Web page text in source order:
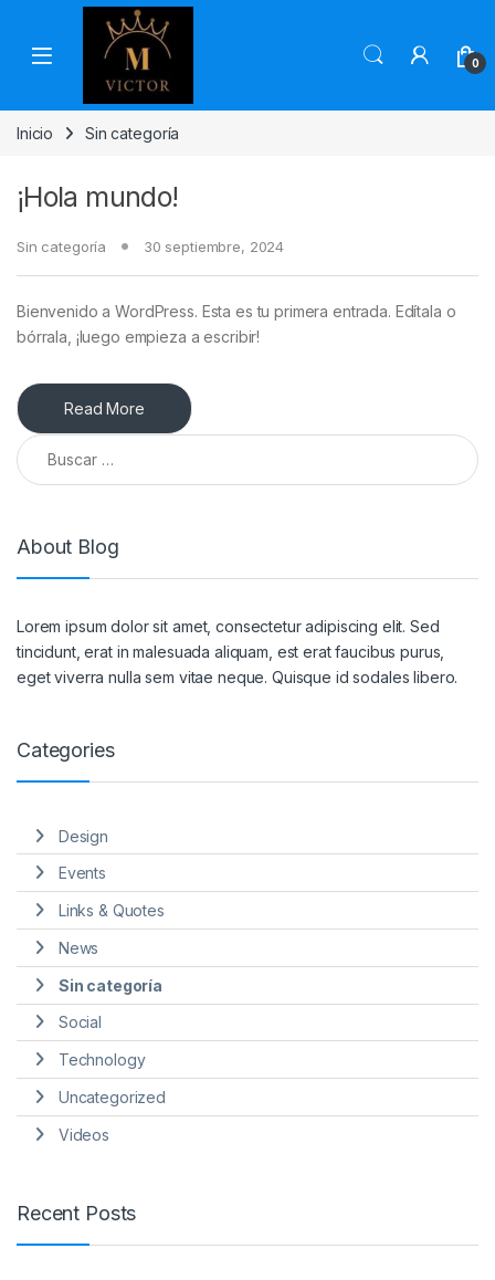
Skip to navigation
Skip to content
0
Inicio Sin categoría
¡Hola mundo!
Sin categoría 30 septiembre, 2024
Bienvenido a WordPress. Esta es tu primera entrada. Edítala o
bórrala, ¡luego empieza a escribir!
Read More
Buscar:
About Blog
Lorem ipsum dolor sit amet, consectetur adipiscing elit. Sed
tincidunt, erat in malesuada aliquam, est erat faucibus purus,
eget viverra nulla sem vitae neque. Quisque id sodales libero.
Categories
Design
Events
Links & Quotes
News
Sin categoría
Social
Technology
Uncategorized
Videos
Recent Posts